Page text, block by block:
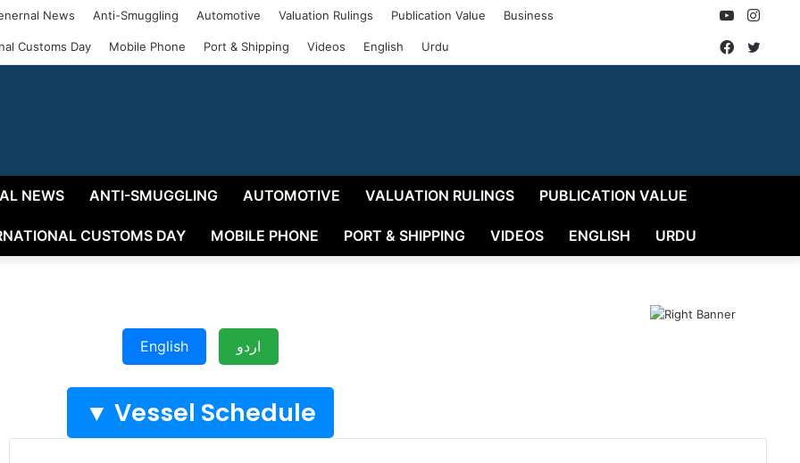
News Anti-Smuggling Automotive Valuation Rulings Publication Value Business
Customs Day Mobile Phone Port & Shipping Videos English Urdu
YouTube
Facebook
NEWS ANTI-SMUGGLING AUTOMOTIVE VALUATION RULINGS PUBLICATION VALUE
CUSTOMS DAY MOBILE PHONE PORT & SHIPPING VIDEOS ENGLISH URDU
English اردو
Vessel Schedule ▼